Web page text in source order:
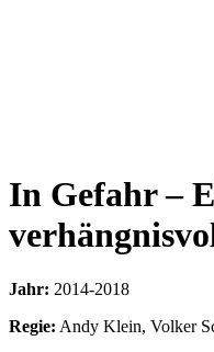
In Gefahr –
Jahr: 2014-2018
Regie: Andy Klein, Volker